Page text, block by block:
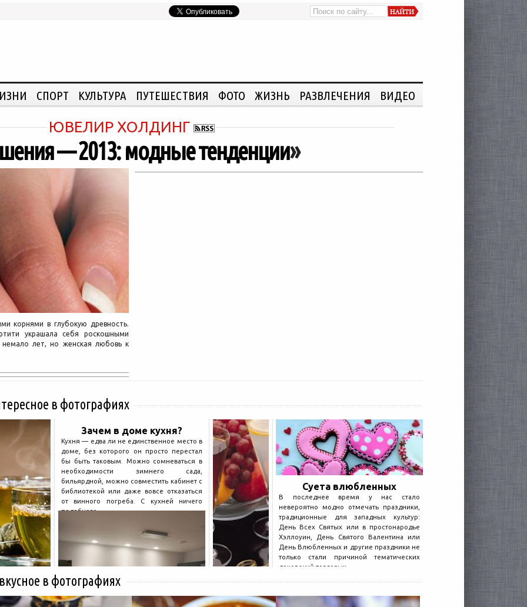
СПОРТ КУЛЬТУРА ПУТЕШЕСТВИЯ ФОТО ЖИЗНЬ РАЗВЛЕЧЕНИЯ ВИДЕО
ЮВЕЛИР ХОЛДИНГ
— 2013: модные тенденции»
корнями в глубокую древность.
украшала себя роскошными
лет, но женская любовь к
в фотографиях
Зачем в доме кухня?
Кухня — едва ли не единственное место в
доме, без которого он просто перестал
бы быть таковым. Можно сомневаться в
необходимости зимнего сада,
бильярдной, можно совместить кабинет с
библиотекой или даже вовсе отказаться
от винного погреба. С кухней ничего
подобного...
Суета влюбленных
В последнее время у нас стало
невероятно модно отмечать праздники,
традиционные для западных культур:
День Всех Святых или в простонародье
Хэллоуин, День Святого Валентина или
День Влюбленных и другие праздники не
только стали причиной тематических
декораций торговых...
в фотографиях